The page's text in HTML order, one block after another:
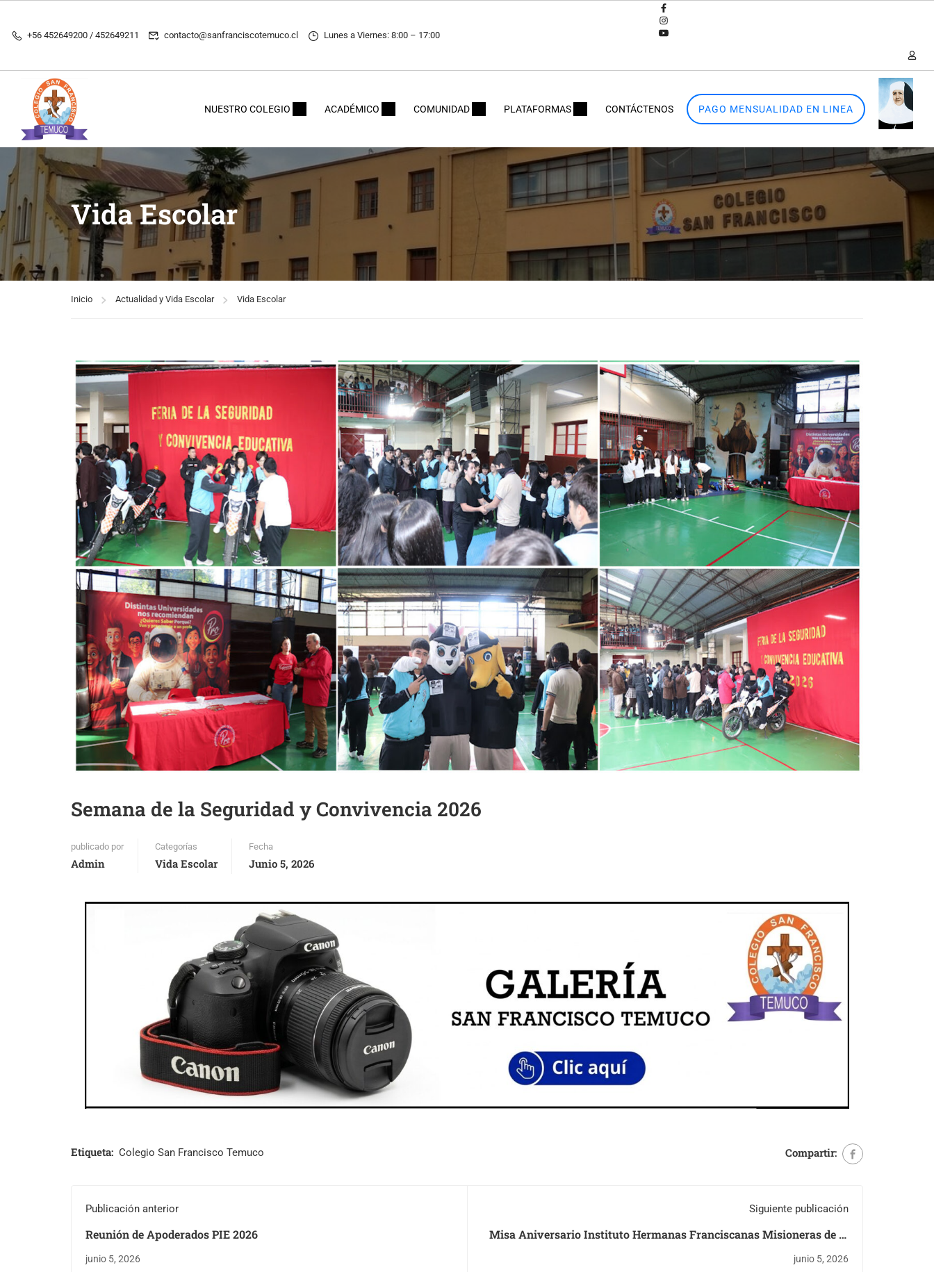
+56 452649200 / 452649211 contacto@sanfranciscotemuco.cl Lunes a Viernes: 8:00 – 17:00
NUESTRO COLEGIO ACADÉMICO COMUNIDAD PLATAFORMAS CONTÁCTENOS PAGO MENSUALIDAD EN LINEA
Vida Escolar
Inicio Actualidad y Vida Escolar Vida Escolar
Semana de la Seguridad y Convivencia 2026
publicado por
Admin
Categorías
Vida Escolar
Fecha
Junio 5, 2026
Etiqueta: Colegio San Francisco Temuco Compartir:
Publicación anterior
Reunión de Apoderados PIE 2026
junio 5, 2026
Siguiente publicación
Misa Aniversario Instituto Hermanas Franciscanas Misioneras de la
Inmaculada 2026
junio 5, 2026